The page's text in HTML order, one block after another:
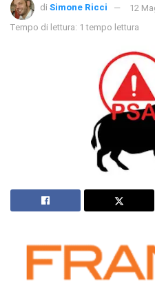
di Simone Ricci
12
Tempo di lettura: 1 tempo lettura